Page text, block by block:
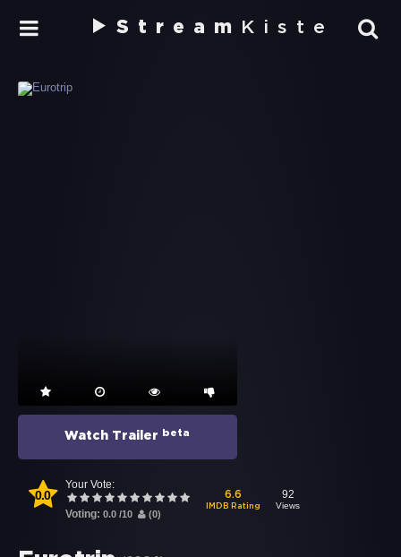
Stream Kiste
Watch Trailer beta
0.0
Your Vote:
Voting: 0.0 /10 (0)
6.6
IMDB Rating
92
Views